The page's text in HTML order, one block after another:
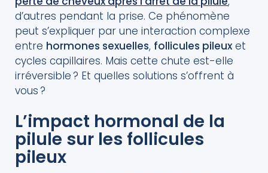
d’autres pendant la prise. Ce phénomène
peut s’expliquer par une interaction complexe
entre hormones sexuelles, follicules pileux et
cycles capillaires. Mais cette chute est-elle
irréversible ? Et quelles solutions s’offrent à
vous ?
L’impact hormonal de la
pilule sur les follicules
pileux